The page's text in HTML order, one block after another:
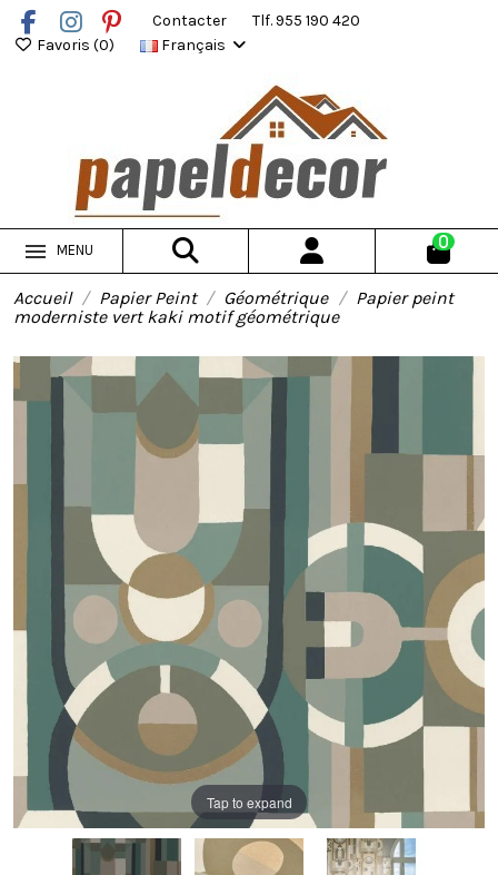
Contacter
Tlf. 955 190 420
Favoris (0) Français
MENU 0
Accueil Papier Peint Géométrique
Papier peint
moderniste vert kaki motif géométrique
Tap to expand